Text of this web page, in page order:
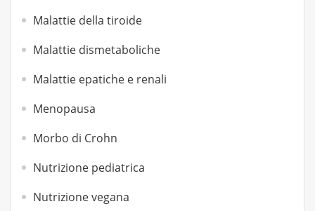
Malattie della tiroide
Malattie dismetaboliche
Malattie epatiche e renali
Menopausa
Morbo di Crohn
Nutrizione pediatrica
Nutrizione vegana